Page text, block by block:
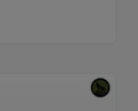
czujnik
tysięcy